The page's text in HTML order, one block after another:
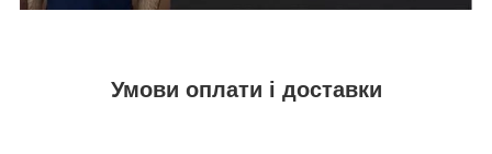
Умови оплати і доставки